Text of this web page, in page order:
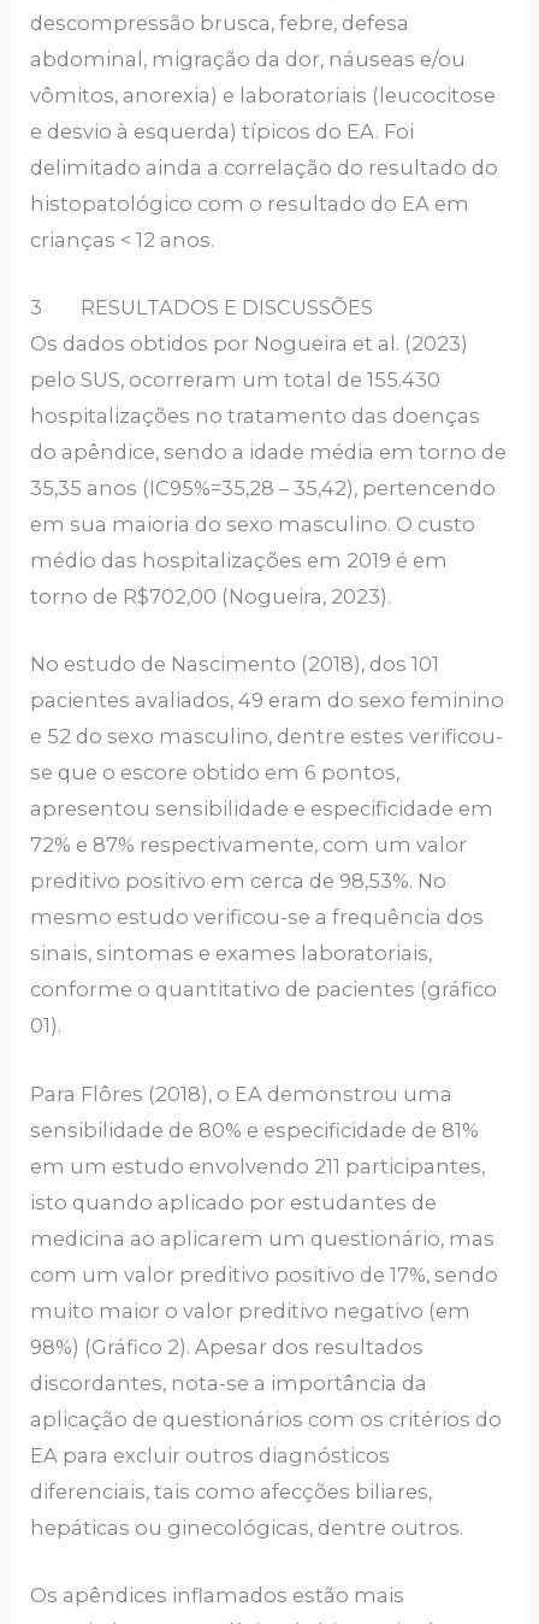
descompressão brusca, febre, defesa
abdominal, migração da dor, náuseas e/ou
vômitos, anorexia) e laboratoriais (leucocitose
e desvio à esquerda) típicos do EA. Foi
delimitado ainda a correlação do resultado do
histopatológico com o resultado do EA em
crianças < 12 anos.
3 RESULTADOS E DISCUSSÕES
Os dados obtidos por Nogueira et al. (2023)
pelo SUS, ocorreram um total de 155.430
hospitalizações no tratamento das doenças
do apêndice, sendo a idade média em torno de
35,35 anos (IC95%=35,28 – 35,42), pertencendo
em sua maioria do sexo masculino. O custo
médio das hospitalizações em 2019 é em
torno de R$702,00 (Nogueira, 2023).
No estudo de Nascimento (2018), dos 101
pacientes avaliados, 49 eram do sexo feminino
e 52 do sexo masculino, dentre estes verificou-
se que o escore obtido em 6 pontos,
apresentou sensibilidade e especificidade em
72% e 87% respectivamente, com um valor
preditivo positivo em cerca de 98,53%. No
mesmo estudo verificou-se a frequência dos
sinais, sintomas e exames laboratoriais,
conforme o quantitativo de pacientes (gráfico
01).
Para Flôres (2018), o EA demonstrou uma
sensibilidade de 80% e especificidade de 81%
em um estudo envolvendo 211 participantes,
isto quando aplicado por estudantes de
medicina ao aplicarem um questionário, mas
com um valor preditivo positivo de 17%, sendo
muito maior o valor preditivo negativo (em
98%) (Gráfico 2). Apesar dos resultados
discordantes, nota-se a importância da
aplicação de questionários com os critérios do
EA para excluir outros diagnósticos
diferenciais, tais como afecções biliares,
hepáticas ou ginecológicas, dentre outros.
Os apêndices inflamados estão mais